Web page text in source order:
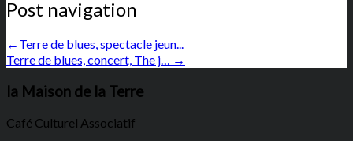
Post navigation
← Terre de blues, spectacle jeun...
Terre de blues, concert, The j… →
la Maison de la Terre
Café Culturel Associatif